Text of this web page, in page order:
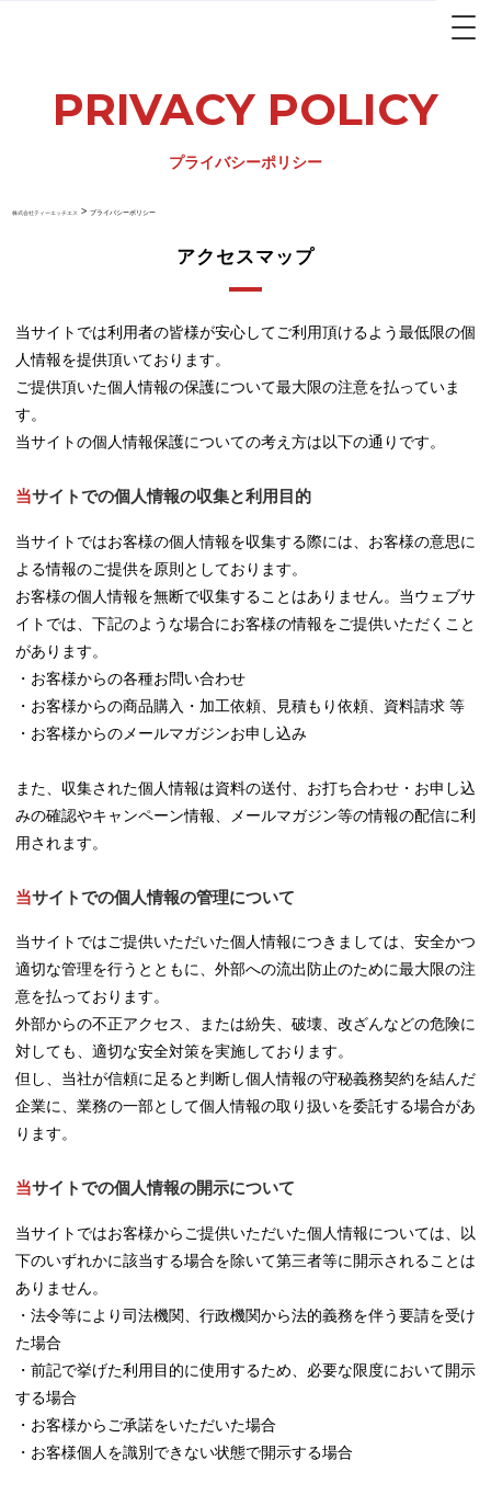
PRIVACY POLICY
プライバシーポリシー
株式会社ティーエッチエス >プライバシーポリシー
アクセスマップ
当サイトでは利用者の皆様が安心してご利用頂けるよう最低限の個
人情報を提供頂いております。
ご提供頂いた個人情報の保護について最大限の注意を払っていま
す。
当サイトの個人情報保護についての考え方は以下の通りです。
当サイトでの個人情報の収集と利用目的
当サイトではお客様の個人情報を収集する際には、お客様の意思に
よる情報のご提供を原則としております。
お客様の個人情報を無断で収集することはありません。当ウェブサ
イトでは、下記のような場合にお客様の情報をご提供いただくこと
があります。
・お客様からの各種お問い合わせ
・お客様からの商品購入・加工依頼、見積もり依頼、資料請求 等
・お客様からのメールマガジンお申し込み
また、収集された個人情報は資料の送付、お打ち合わせ・お申し込
みの確認やキャンペーン情報、メールマガジン等の情報の配信に利
用されます。
当サイトでの個人情報の管理について
当サイトではご提供いただいた個人情報につきましては、安全かつ
適切な管理を行うとともに、外部への流出防止のために最大限の注
意を払っております。
外部からの不正アクセス、または紛失、破壊、改ざんなどの危険に
対しても、適切な安全対策を実施しております。
但し、当社が信頼に足ると判断し個人情報の守秘義務契約を結んだ
企業に、業務の一部として個人情報の取り扱いを委託する場合があ
ります。
当サイトでの個人情報の開示について
当サイトではお客様からご提供いただいた個人情報については、以
下のいずれかに該当する場合を除いて第三者等に開示されることは
ありません。
・法令等により司法機関、行政機関から法的義務を伴う要請を受け
た場合
・前記で挙げた利用目的に使用するため、必要な限度において開示
する場合
・お客様からご承諾をいただいた場合
・お客様個人を識別できない状態で開示する場合